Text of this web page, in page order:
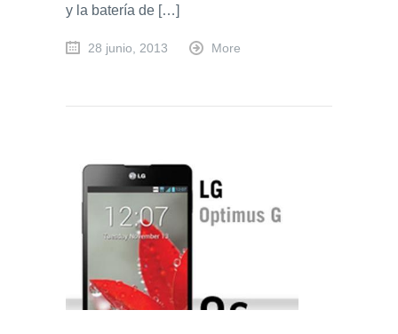
y la batería de […]
28 junio, 2013 More